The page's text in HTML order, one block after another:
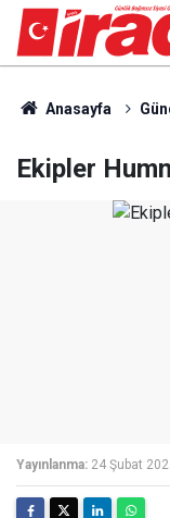
Anasayfa
Ekipler
Yayınlanma: 24 Şubat